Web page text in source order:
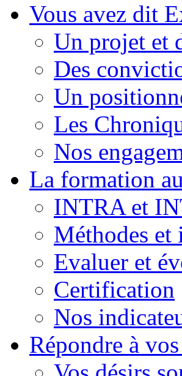
Vous avez dit
Un projet et
Des
Un
Les
Nos
La formation
INTRA et
Méthodes et
Evaluer et
Certification
Nos
Répondre à